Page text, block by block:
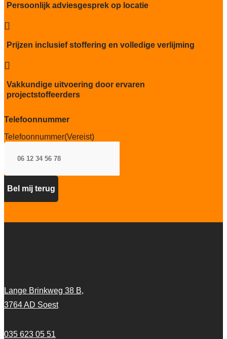
Brandwerend
Ja
hergebruikt worden als grondstof in
nieuwe tapijttegels.
Particulier gebruik
Project gebruik
Persoonlijk adviesgesprek op locatie

Prijzen inclusief stoffering en volledige verlijming

Vakkundige uitvoering door ervaren
projectstoffeerders
Telefoonnummer
Telefoonnummer(Vereist)
Lange Brinkweg 38 B,
3764 AD Soest
035 623 05 51